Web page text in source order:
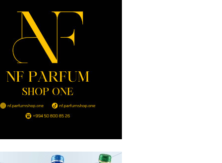
Qara dənizdə üç yük gəmisini
- 10:45
Səudiyyə Ərəbistanını VURDU:
var
- 10:30
Səudiyyə Ərəbistanı və
birgə müdafiə sazişi